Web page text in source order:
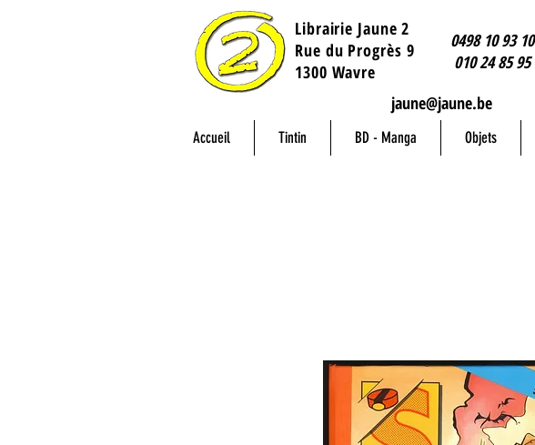
Librairie Jaune 2
​Rue du Progrès 9
1300 Wavre
0498 10 93 10
010 24 85 95
jaune@jaune.be
Accueil Tintin BD - Manga Objets